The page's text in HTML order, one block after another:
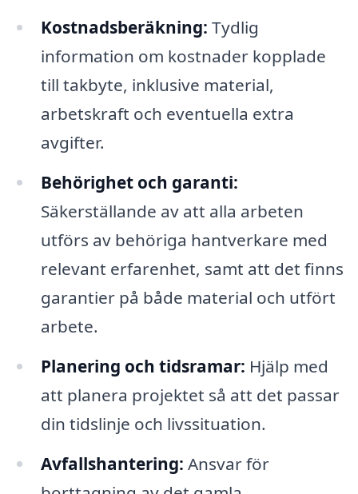
Kostnadsberäkning: Tydlig
information om kostnader kopplade
till takbyte, inklusive material,
arbetskraft och eventuella extra
avgifter.
Behörighet och garanti:
Säkerställande av att alla arbeten
utförs av behöriga hantverkare med
relevant erfarenhet, samt att det finns
garantier på både material och utfört
arbete.
Planering och tidsramar: Hjälp med
att planera projektet så att det passar
din tidslinje och livssituation.
Avfallshantering: Ansvar för